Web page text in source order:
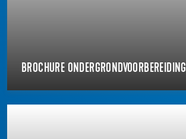
BROCHURE ONDERGRONDVOORBEREIDING